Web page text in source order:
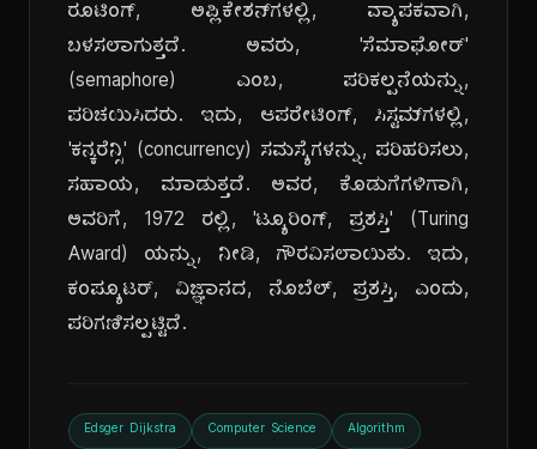
ರೂಟಿಂಗ್, ಅಪ್ಲಿಕೇಶನ್‌ಗಳಲ್ಲಿ, ವ್ಯಾಪಕವಾಗಿ,
ಬಳಸಲಾಗುತ್ತದೆ. ಅವರು, 'ಸೆಮಾಫೋರ್'
(semaphore) ಎಂಬ, ಪರಿಕಲ್ಪನೆಯನ್ನು,
ಪರಿಚಯಿಸಿದರು. ಇದು, ಆಪರೇಟಿಂಗ್, ಸಿಸ್ಟಮ್‌ಗಳಲ್ಲಿ,
'ಕನ್ಕರೆನ್ಸಿ' (concurrency) ಸಮಸ್ಯೆಗಳನ್ನು, ಪರಿಹರಿಸಲು,
ಸಹಾಯ, ಮಾಡುತ್ತದೆ. ಅವರ, ಕೊಡುಗೆಗಳಿಗಾಗಿ,
ಅವರಿಗೆ, 1972 ರಲ್ಲಿ, 'ಟ್ಯೂರಿಂಗ್, ಪ್ರಶಸ್ತಿ' (Turing
Award) ಯನ್ನು, ನೀಡಿ, ಗೌರವಿಸಲಾಯಿತು. ಇದು,
ಕಂಪ್ಯೂಟರ್, ವಿಜ್ಞಾನದ, ನೊಬೆಲ್, ಪ್ರಶಸ್ತಿ, ಎಂದು,
ಪರಿಗಣಿಸಲ್ಪಟ್ಟಿದೆ.
Edsger Dijkstra Computer Science Algorithm